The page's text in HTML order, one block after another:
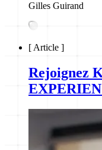
Gilles Guirand
[Article ]
Rejoignez